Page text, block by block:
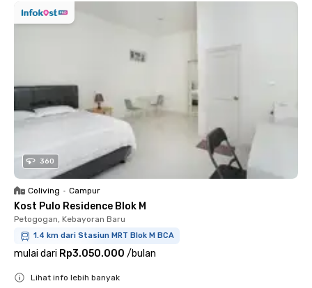
360
Coliving • Campur
Kost Pulo Residence Blok M
Petogogan, Kebayoran Baru
1.4 km dari Stasiun MRT Blok M BCA
mulai dari Rp3.050.000 /bulan
Lihat info lebih banyak